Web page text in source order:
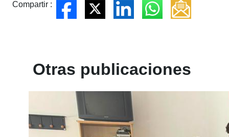
Compartir :
Otras publicaciones